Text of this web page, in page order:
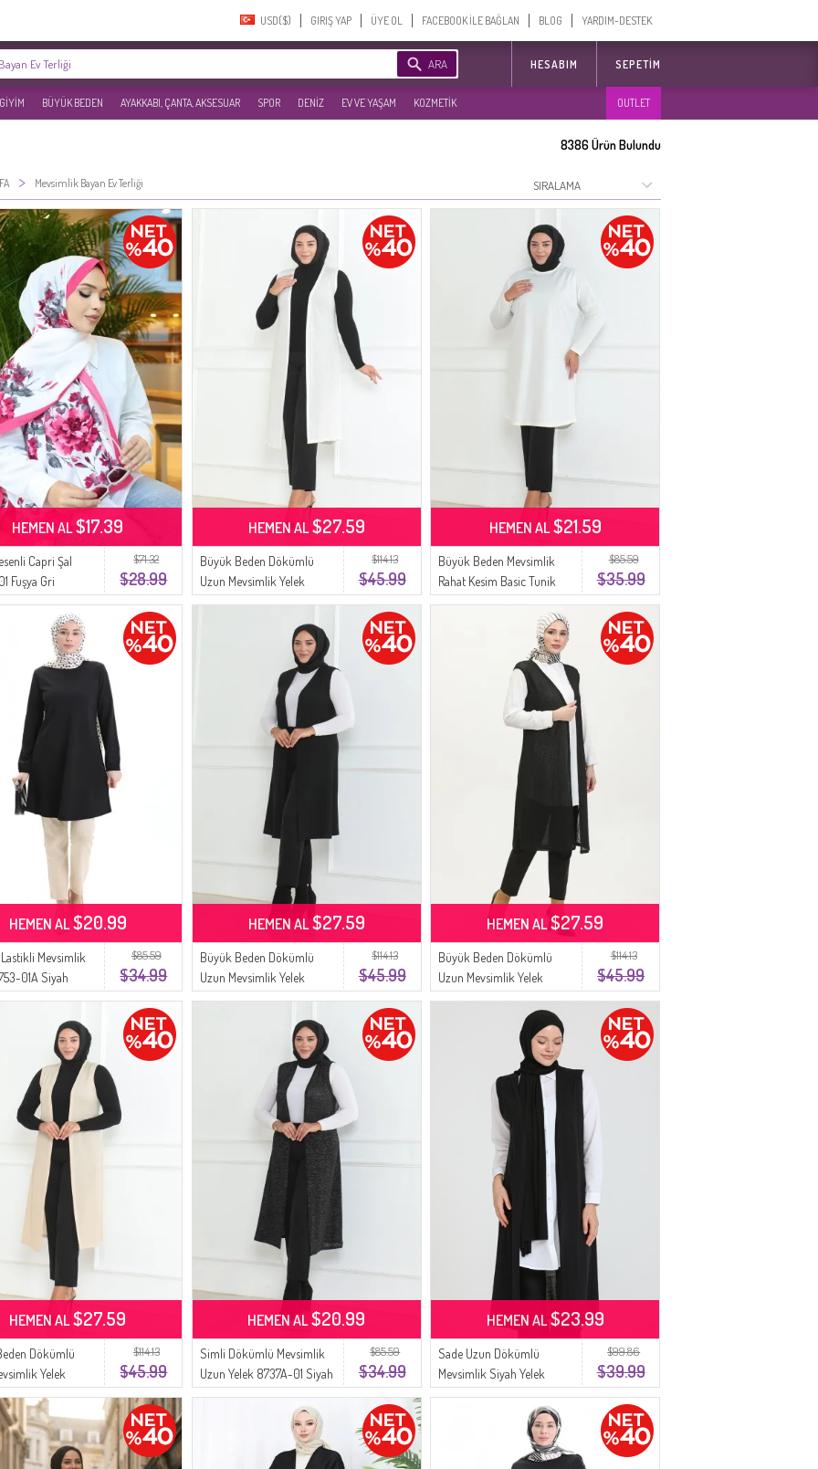
USD($)‎ GIRIŞ YAP ÜYE OL FACEBOOK İLE BAĞLAN BLOG YARDIM-DESTEK
ARA HESABIM SEPETIM
BÜYÜK BEDEN AYAKKABI, ÇANTA, AKSESUAR SPOR DENİZ EV VE YAŞAM KOZMETİK OUTLET
8386Ürün Bulundu
> Mevsimlik Bayan Ev Terliği
$71.32
$28.99
Capri Şal
Fuşya Gri
HEMEN AL$17.39
$114.13
$45.99
Büyük Beden Dökümlü
Uzun Mevsimlik Yelek
8739-03 Kırık Beyaz
HEMEN AL$27.59
$85.59
$35.99
Büyük Beden Mevsimlik
Rahat Kesim Basic Tunik
8738-03 Beyaz
HEMEN AL$21.59
$85.59
$34.99
Mevsimlik
01A Siyah
HEMEN AL$20.99
$114.13
$45.99
Büyük Beden Dökümlü
Uzun Mevsimlik Yelek
8739A-01 Siyah
HEMEN AL$27.59
$114.13
$45.99
Büyük Beden Dökümlü
Uzun Mevsimlik Yelek
8739-04 Siyah
HEMEN AL$27.59
$114.13
$45.99
Dökümlü
Yelek
Bej
HEMEN AL$27.59
$85.59
$34.99
Simli Dökümlü Mevsimlik
Uzun Yelek 8737A-01 Siyah
HEMEN AL$20.99
$99.86
$39.99
Sade Uzun Dökümlü
Mevsimlik Siyah Yelek
8735-01 Siyah
HEMEN AL$23.99